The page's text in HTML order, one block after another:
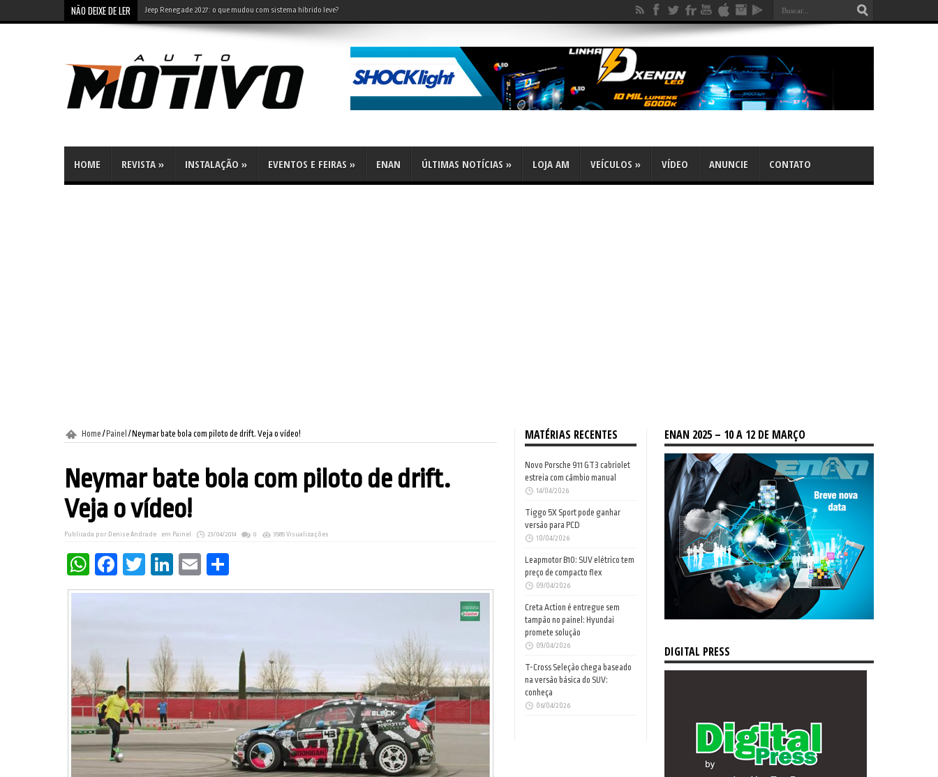
NÃO DEIXE DE LER Jeep Renegade 2027: o que mudou com sistema híbrido leve?
HOME REVISTA » INSTALAÇÃO » EVENTOS E FEIRAS » ENAN ÚLTIMAS NOTÍCIAS » LOJA AM VEÍCULOS » VÍDEO ANUNCIE CONTATO
Home / Painel / Neymar bate bola com piloto de drift. Veja o vídeo!
Neymar bate bola com piloto de drift.
Veja o vídeo!
Publicada por: Denise Andrade em Painel 23/04/2014 0 3585 Visualizações
WhatsApp
Facebook
Twitter
LinkedIn
Email
MATÉRIAS RECENTES
Novo Porsche 911 GT3 cabriolet
estreia com câmbio manual
14/04/2026
Tiggo 5X Sport pode ganhar
versão para PCD
10/04/2026
Leapmotor B10: SUV elétrico tem
preço de compacto flex
09/04/2026
Creta Action é entregue sem
tampão no painel: Hyundai
promete solução
09/04/2026
T-Cross Seleção chega baseado
na versão básica do SUV:
conheça
06/04/2026
ENAN 2025 – 10 A 12 DE MARÇO
DIGITAL PRESS